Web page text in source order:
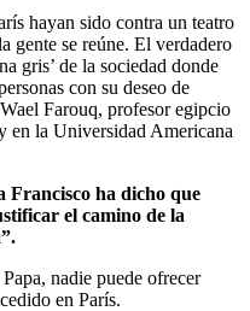
hayan sido contra un teatro
gente se reúne. El verdadero
gris’ de la sociedad donde
con su deseo de
Farouq, profesor egipcio
en la Universidad Americana
Francisco ha dicho que
el camino de la
nadie puede ofrecer
en París.